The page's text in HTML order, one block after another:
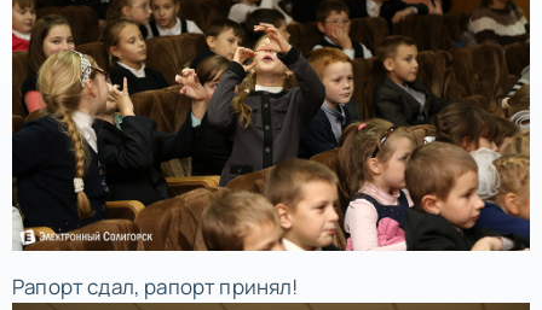
Рапорт сдал, рапорт принял!